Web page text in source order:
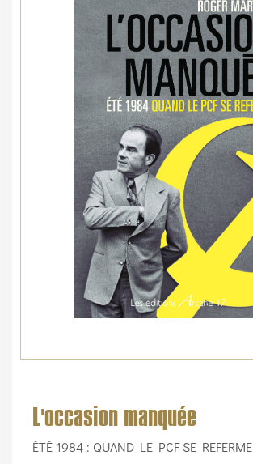
L'occasion manquée
ÉTÉ 1984 : QUAND LE PCF SE REFERME